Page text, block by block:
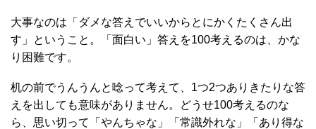
大事なのは「ダメな答えでいいからとにかくたくさん出
す」ということ。「面白い」答えを100考えるのは、かな
り困難です。
机の前でうんうんと唸って考えて、1つ2つありきたりな答
えを出しても意味がありません。どうせ100考えるのな
ら、思い切って「やんちゃな」「常識外れな」「あり得な